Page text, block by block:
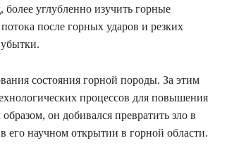
углубленно изучить горные
после горных ударов и резких
состояния горной породы. За этим
процессов для повышения
он добивался превратить зло в
его научном открытии в горной области.